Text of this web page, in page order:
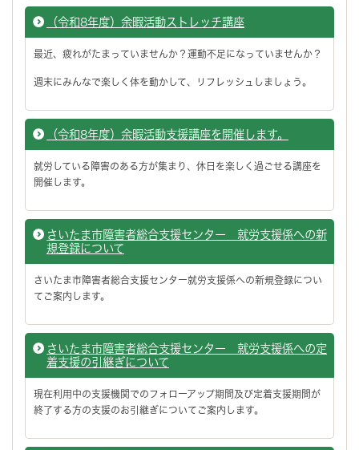
（令和8年度）余暇活動ストレッチ講座
最近、疲れがたまっていませんか？運動不足になっていませんか？
週末にみんなで楽しく体を動かして、リフレッシュしましょう。
（令和8年度）余暇活動支援講座を開催します。
就労している障害のある方が集まり、休日を楽しく過ごせる講座を
開催します。
さいたま市障害者総合支援センター 就労支援係への新
規登録について
さいたま市障害者総合支援センター就労支援係への新規登録につい
てご案内します。
さいたま市障害者総合支援センター 就労支援係への定
着支援の引継ぎについて
現在利用中の支援機関でのフォローアップ期間及び定着支援期間が
終了する方の支援のお引継ぎについてご案内します。